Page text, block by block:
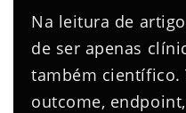
Na leitura de
de ser apenas
também científico.
outcome,